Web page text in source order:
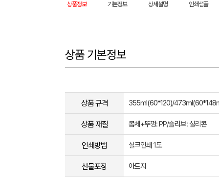
상품정보 기본정보 상세설명 인쇄샘플
상품 기본정보
상품 규격 355ml(60*120)/
상품 재질 몸체+뚜껑: PP/슬리브: 실리콘
인쇄방법 실크인쇄 1도
선물포장 아트지